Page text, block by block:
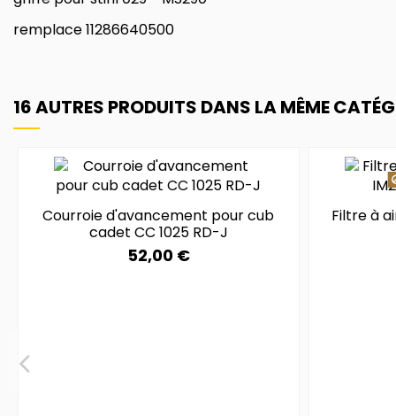
remplace 11286640500
16 AUTRES PRODUITS DANS LA MÊME
Courroie d'avancement pour cub
cadet CC 1025 RD-J
52,00 €
Filtre à